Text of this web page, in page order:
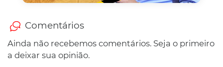
Comentários
Ainda não recebemos comentários. Seja o primeiro
a deixar sua opinião.